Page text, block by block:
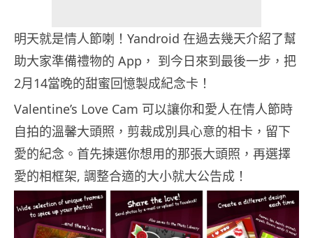
明天就是情人節喇！Yandroid 在過去幾天介紹了幫
助大家準備禮物的 App， 到今日來到最後一步，把
2月14當晚的甜蜜回憶製成紀念卡！
Valentine’s Love Cam 可以讓你和愛人在情人節時
自拍的溫馨大頭照，剪裁成別具心意的相卡，留下
愛的紀念。首先揀選你想用的那張大頭照，再選擇
愛的相框架, 調整合適的大小就大公告成！